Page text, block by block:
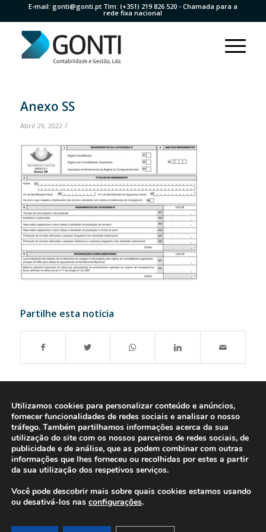
E-mail: gonti@gonti.ptTlm: (+351) 219 826 520- Chamada para a
rede fixa nacional
Anexo SS
Abril 29, 2022 /
Partilhe esta notícia
Livro de Reclamações
Utilizamos cookies para personalizar conteúdo e anúncios,
fornecer funcionalidades de redes sociais e analisar o nosso
tráfego. Também partilhamos informações acerca da sua
utilização do site com os nossos parceiros de redes sociais, de
publicidade e de análise, que as podem combinar com outras
informações que lhes forneceu ou recolhidas por estes a partir
da sua utilização dos respetivos serviços.
Você pode descobrir mais sobre quais cookies estamos usando
ou desativá-los nas configurações.